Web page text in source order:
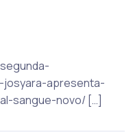
apresenta-
sangue-novo/ […]